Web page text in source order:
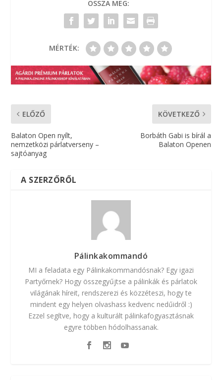
OSSZA MEG:
MÉRTÉK:
ELŐZŐ
Balaton Open nyílt,
nemzetközi párlatverseny –
sajtóanyag
KÖVETKEZŐ
Borbáth Gabi is bírál a
Balaton Openen
A SZERZŐRŐL
Pálinkakommandó
MI a feladata egy Pálinkakommandósnak? Egy igazi
Partyőrnek? Hogy összegyűjtse a pálinkák és párlatok
világának híreit, rendszerezi és közzéteszi, hogy te
mindent egy helyen olvashass kedvenc nedűidről :)
Ezzel segítve, hogy a kulturált pálinkafogyasztásnak
egyre többen hódolhassanak.